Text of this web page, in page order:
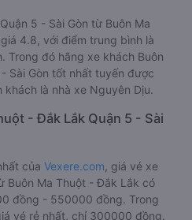
5 - Sài Gòn từ Buôn Ma
4.8, với điểm trung bình là
Trong đó hãng xe khách Buôn
Sài Gòn tốt nhất tuyến được
là nhà xe Nguyên Dịu.
- Đắk Lắk Quận 5 - Sài
của Vexere.com , giá vé xe
Buôn Ma Thuột - Đắk Lắk có
đồng - 550000 đồng. Trong
vé rẻ nhất, chỉ 300000 đồng.